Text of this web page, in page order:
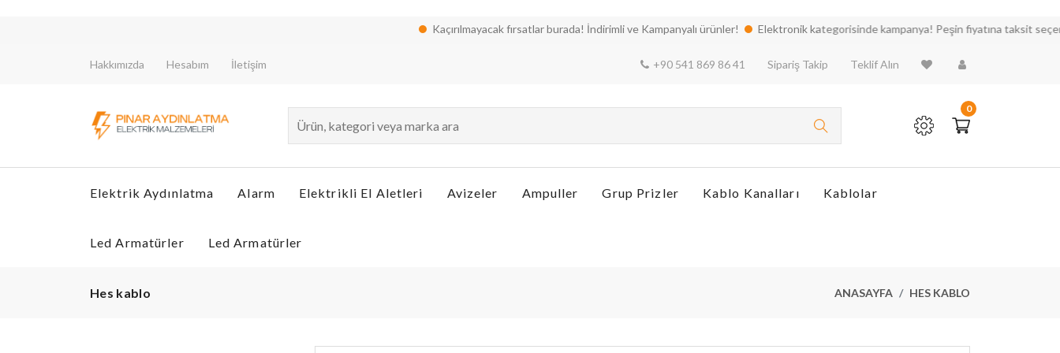
Kaçırılmayacak fırsatlar burada! İndirimli ve Kampanyalı ürünler! Elektronik kategorisinde kampanya! Peşin fiyatına taksit
Hakkımızda Hesabım İletişim +90 541 869 86 41 Sipariş Takip Teklif Alın
0
Elektrik Aydınlatma Alarm Elektrikli El Aletleri Avizeler Ampuller Grup Prizler Kablo Kanalları Kablolar
Led Armatürler Led Armatürler
Hes kablo ANASAYFA HES KABLO